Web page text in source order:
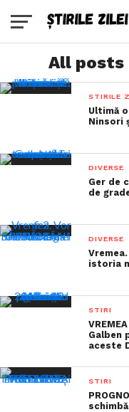
All posts
STIRILE
Ultimă
Ninsori
DIVERSE
Ger de
de
DIVERSE
istoria
STIRI
Galben
aceste
STIRI